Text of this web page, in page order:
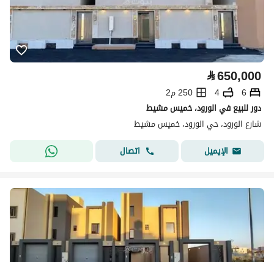
⃁650,000
6
4
250 م2
دور للبيع في الورود، خميس مشيط
شارع الورود، حي الورود، خميس مشيط
الإيميل
اتصال